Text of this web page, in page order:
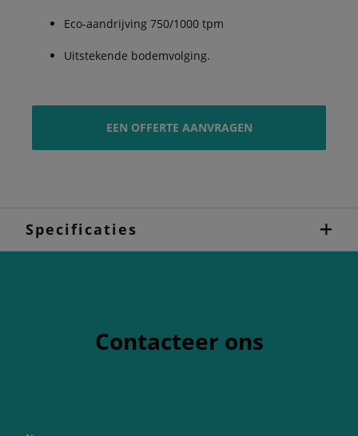
Eco-aandrijving 750/1000 tpm
Uitstekende bodemvolging.
EEN OFFERTE AANVRAGEN
Specificaties
Contacteer ons